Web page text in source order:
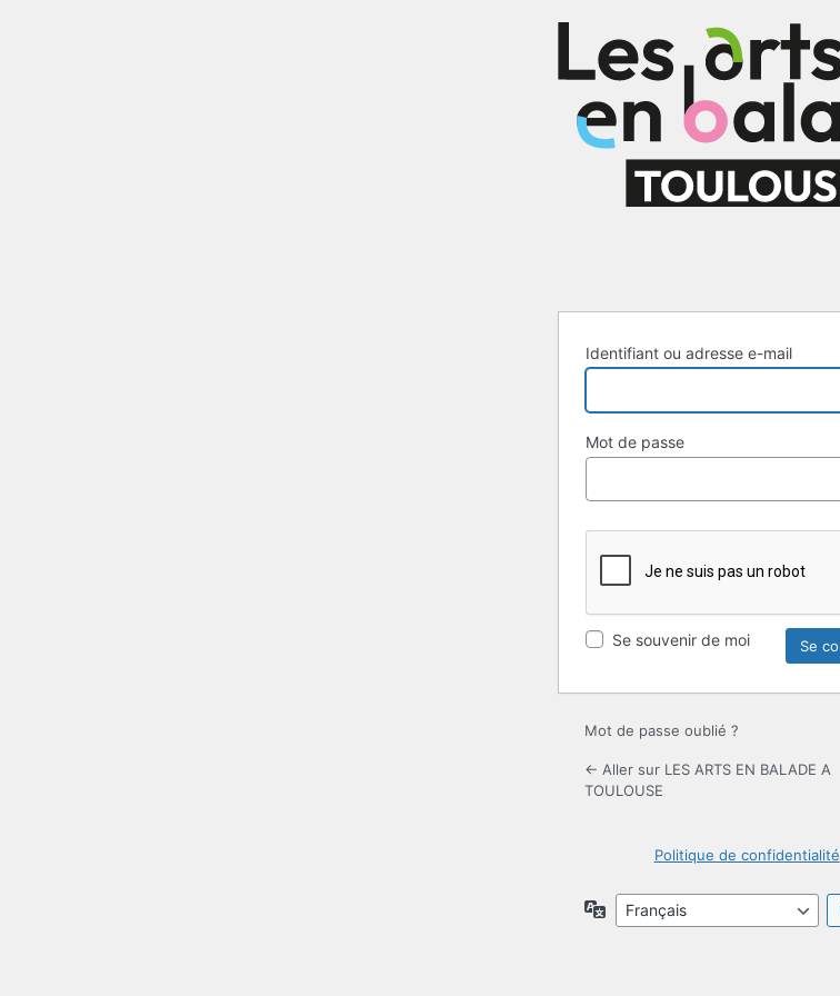
Identifiant ou adresse e-mail
Mot de passe
Se souvenir de moi
Mot de passe oublié ?
← Aller sur LES ARTS EN BALADE A
TOULOUSE
Politique de confidentialité
Langue